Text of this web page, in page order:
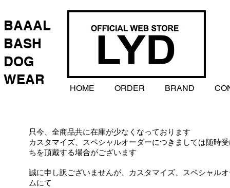
BAAAL
BASH
DOG
WEAR
HOME ORDER BRAND
只今、全商品共に在庫が少なくなっております
カスタマイズ、スペシャルオーダーにつきましては随時
ちを頂戴する場合がございます
誠に申し訳ございませんが、カスタマイズ、スペシャル
ムにて